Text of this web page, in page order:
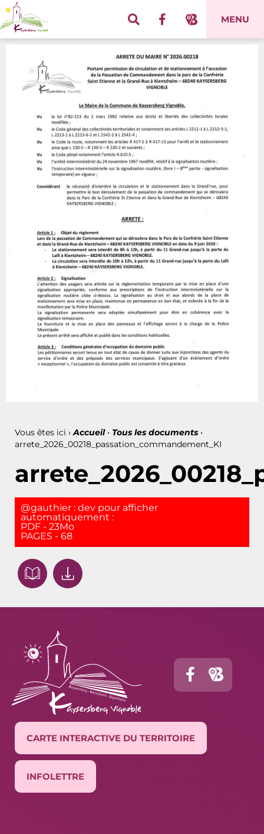
MENU
Vous êtes ici › Accueil• Tous les documents •
arrete_2026_00218_passation_commandement_KI
@gauthier : dev pour afficher
automatiquement :
PDF - 23Mo
PAGES - 68
CARTE INTERACTIVE DU TERRITOIRE
INFOLETTRE
Panneau de gestion des cookies